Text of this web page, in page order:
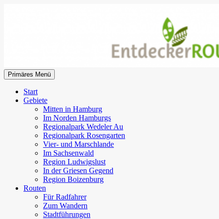
EntdeckerRouten
Suchen
Primäres Menü
Start
Gebiete
Mitten in Hamburg
Im Norden Hamburgs
Regionalpark Wedeler Au
Regionalpark Rosengarten
Vier- und Marschlande
Im Sachsenwald
Region Ludwigslust
In der Griesen Gegend
Region Boizenburg
Routen
Für Radfahrer
Zum Wandern
Stadtführungen